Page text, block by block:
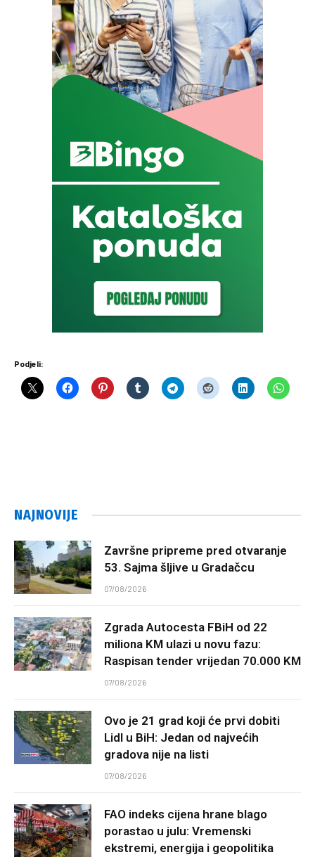
Podjeli:
NAJNOVIJE
Završne pripreme pred otvaranje
53. Sajma šljive u Gradačcu
07/08/2026
Zgrada Autocesta FBiH od 22
miliona KM ulazi u novu fazu:
Raspisan tender vrijedan 70.000 KM
07/08/2026
Ovo je 21 grad koji će prvi dobiti
Lidl u BiH: Jedan od najvećih
gradova nije na listi
07/08/2026
FAO indeks cijena hrane blago
porastao u julu: Vremenski
ekstremi, energija i geopolitika